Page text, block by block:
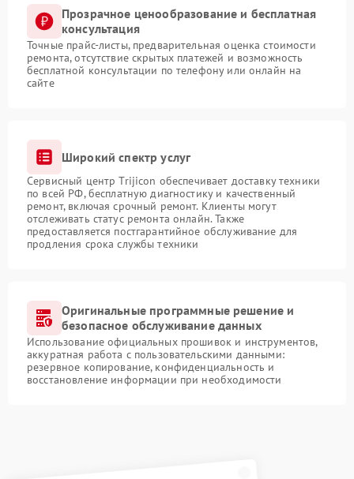
Прозрачное ценообразование и бесплатная
консультация
Точные прайс-листы, предварительная оценка стоимости
ремонта, отсутствие скрытых платежей и возможность
бесплатной консультации по телефону или онлайн на
сайте
Широкий спектр услуг
Сервисный центр Trijicon обеспечивает доставку техники
по всей РФ, бесплатную диагностику и качественный
ремонт, включая срочный ремонт. Клиенты могут
отслеживать статус ремонта онлайн. Также
предоставляется постгарантийное обслуживание для
продления срока службы техники
Оригинальные программные решение и
безопасное обслуживание данных
Использование официальных прошивок и инструментов,
аккуратная работа с пользовательскими данными:
резервное копирование, конфиденциальность и
восстановление информации при необходимости